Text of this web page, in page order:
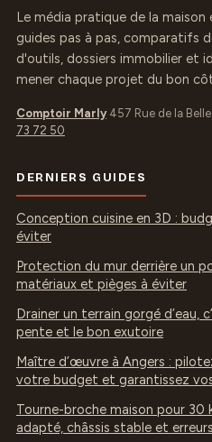
Le média pratique de la maison
guides pas à pas, comparatifs
d'outils, dossiers immobilier et
mener chaque projet du bon
Comptoir Marly 457 Rue de la
73 72 50
DERNIERS GUIDES
Conception cuisine en 3D :
éviter
Protection du mur derrière un
matériaux et pièges à éviter
Drainer un terrain gorgé d’eau,
pente et le bon exutoire
Maître d’œuvre à Angers :
votre budget et garantissez
Tourne-broche maison pour 30
adapté, châssis stable et